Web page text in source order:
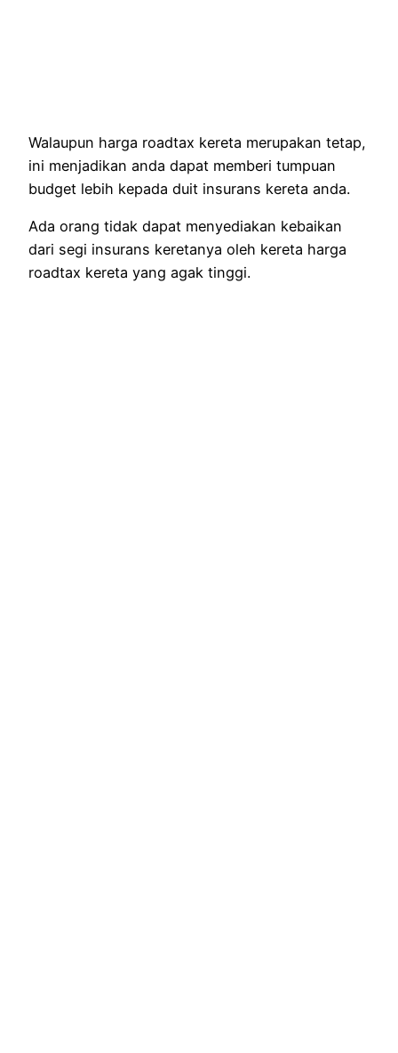
Walaupun harga roadtax kereta merupakan tetap,
ini menjadikan anda dapat memberi tumpuan
budget lebih kepada duit insurans kereta anda.
Ada orang tidak dapat menyediakan kebaikan
dari segi insurans keretanya oleh kereta harga
roadtax kereta yang agak tinggi.